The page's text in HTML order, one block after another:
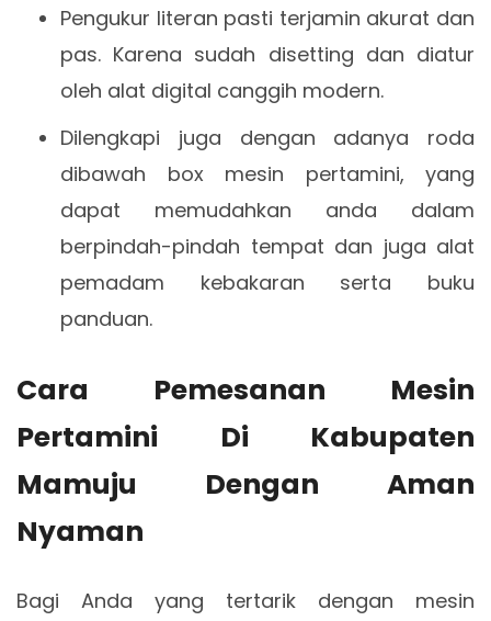
Pengukur literan pasti terjamin akurat dan
pas. Karena sudah disetting dan diatur
oleh alat digital canggih modern.
Dilengkapi juga dengan adanya roda
dibawah box mesin pertamini, yang
dapat memudahkan anda dalam
berpindah-pindah tempat dan juga alat
pemadam kebakaran serta buku
panduan.
Cara Pemesanan Mesin
Pertamini Di Kabupaten
Mamuju Dengan Aman
Nyaman
Bagi Anda yang tertarik dengan mesin